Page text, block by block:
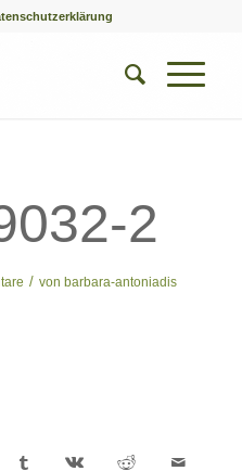
2
/ von barbara-antoniadis